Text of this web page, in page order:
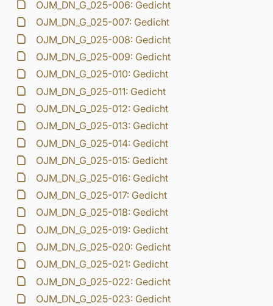
OJM_DN_G_025-006: Gedicht
OJM_DN_G_025-007: Gedicht
OJM_DN_G_025-008: Gedicht
OJM_DN_G_025-009: Gedicht
OJM_DN_G_025-010: Gedicht
OJM_DN_G_025-011: Gedicht
OJM_DN_G_025-012: Gedicht
OJM_DN_G_025-013: Gedicht
OJM_DN_G_025-014: Gedicht
OJM_DN_G_025-015: Gedicht
OJM_DN_G_025-016: Gedicht
OJM_DN_G_025-017: Gedicht
OJM_DN_G_025-018: Gedicht
OJM_DN_G_025-019: Gedicht
OJM_DN_G_025-020: Gedicht
OJM_DN_G_025-021: Gedicht
OJM_DN_G_025-022: Gedicht
OJM_DN_G_025-023: Gedicht